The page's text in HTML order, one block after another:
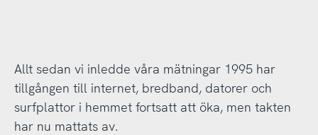
Allt sedan vi inledde våra mätningar 1995 har
tillgången till internet, bredband, datorer och
surfplattor i hemmet fortsatt att öka, men takten
har nu mattats av.